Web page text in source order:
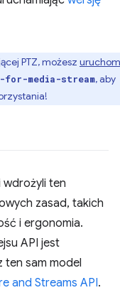
PTZ, możesz
media-stream, aby
ten
zasad, takich
i ergonomia.
API jest
ten sam model
and Streams API.